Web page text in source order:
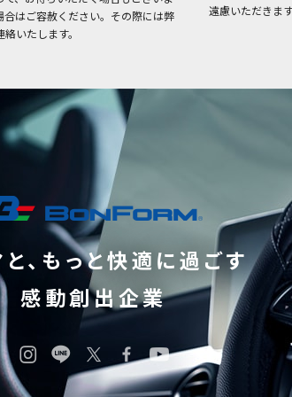
合はご容赦ください。その際には弊
いたします。
遠慮いただきま
、もっと快適に過ごす
感動創出企業